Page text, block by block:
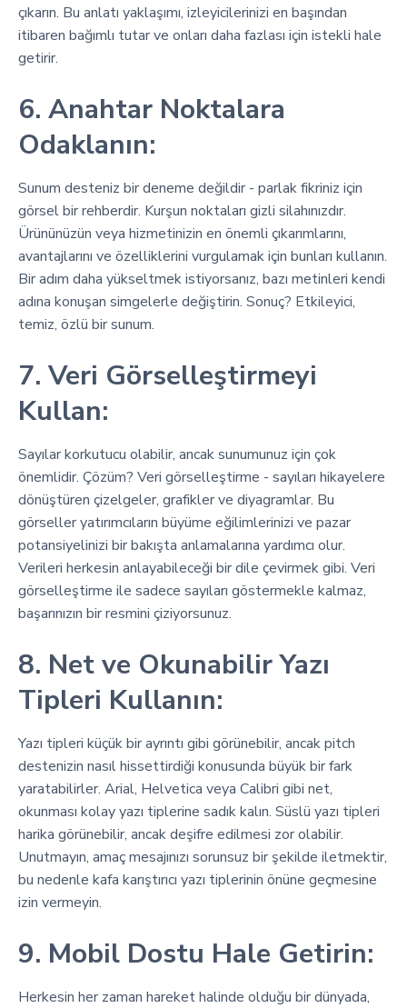
çıkarın. Bu anlatı yaklaşımı, izleyicilerinizi en başından
itibaren bağımlı tutar ve onları daha fazlası için istekli hale
getirir.
6. Anahtar Noktalara
Odaklanın:
Sunum desteniz bir deneme değildir - parlak fikriniz için
görsel bir rehberdir. Kurşun noktaları gizli silahınızdır.
Ürününüzün veya hizmetinizin en önemli çıkarımlarını,
avantajlarını ve özelliklerini vurgulamak için bunları kullanın.
Bir adım daha yükseltmek istiyorsanız, bazı metinleri kendi
adına konuşan simgelerle değiştirin. Sonuç? Etkileyici,
temiz, özlü bir sunum.
7. Veri Görselleştirmeyi
Kullan:
Sayılar korkutucu olabilir, ancak sunumunuz için çok
önemlidir. Çözüm? Veri görselleştirme - sayıları hikayelere
dönüştüren çizelgeler, grafikler ve diyagramlar. Bu
görseller yatırımcıların büyüme eğilimlerinizi ve pazar
potansiyelinizi bir bakışta anlamalarına yardımcı olur.
Verileri herkesin anlayabileceği bir dile çevirmek gibi. Veri
görselleştirme ile sadece sayıları göstermekle kalmaz,
başarınızın bir resmini çiziyorsunuz.
8. Net ve Okunabilir Yazı
Tipleri Kullanın:
Yazı tipleri küçük bir ayrıntı gibi görünebilir, ancak pitch
destenizin nasıl hissettirdiği konusunda büyük bir fark
yaratabilirler. Arial, Helvetica veya Calibri gibi net,
okunması kolay yazı tiplerine sadık kalın. Süslü yazı tipleri
harika görünebilir, ancak deşifre edilmesi zor olabilir.
Unutmayın, amaç mesajınızı sorunsuz bir şekilde iletmektir,
bu nedenle kafa karıştırıcı yazı tiplerinin önüne geçmesine
izin vermeyin.
9. Mobil Dostu Hale Getirin:
Herkesin her zaman hareket halinde olduğu bir dünyada,